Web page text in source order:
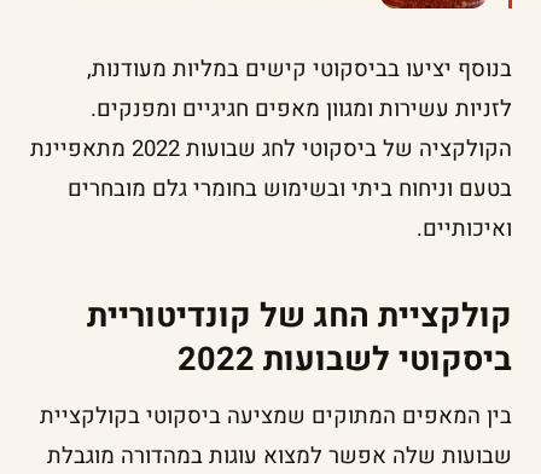
בנוסף יציעו בביסקוטי קישים במליות מעודנות,
לזניות עשירות ומגוון מאפים חגיגיים ומפנקים.
הקולקציה של ביסקוטי לחג שבועות 2022 מתאפיינת
בטעם וניחוח ביתי ובשימוש בחומרי גלם מובחרים
ואיכותיים.
קולקציית החג של קונדיטוריית
ביסקוטי לשבועות 2022
בין המאפים המתוקים שמציעה ביסקוטי בקולקציית
שבועות שלה אפשר למצוא עוגות במהדורה מוגבלת